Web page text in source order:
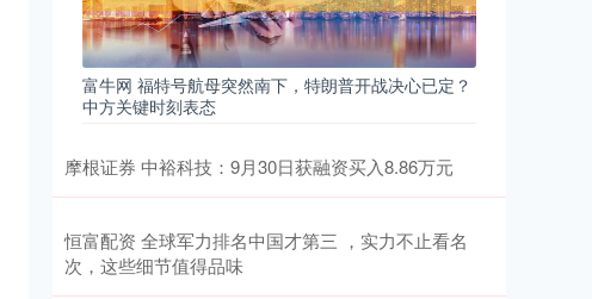
富牛网 福特号航母突然南下，特朗普开战决心已定？
中方关键时刻表态
摩根证券 中裕科技：9月30日获融资买入8.86万元
恒富配资 全球军力排名中国才第三 ，实力不止看名
次，这些细节值得品味